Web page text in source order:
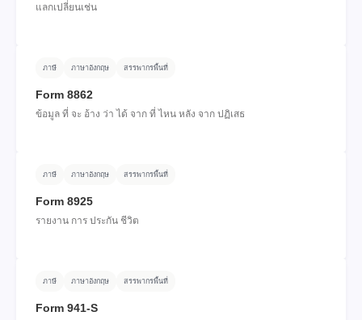
แลกเปลี่ยนเช่น
ภาษี ภาษาอังกฤษ สรรพากรพื้นที่
Form 8862
ข้อมูล ที่ จะ อ้าง ว่า ได้ จาก ที่ ไหน หลัง จาก ปฏิเสธ
ภาษี ภาษาอังกฤษ สรรพากรพื้นที่
Form 8925
รายงาน การ ประกัน ชีวิต
ภาษี ภาษาอังกฤษ สรรพากรพื้นที่
Form 941-S